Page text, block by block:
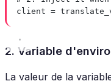
client =
2. Variable
La valeur de la